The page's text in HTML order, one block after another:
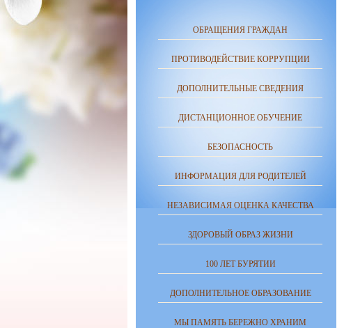
ОБРАЩЕНИЯ ГРАЖДАН
ПРОТИВОДЕЙСТВИЕ КОРРУПЦИИ
ДОПОЛНИТЕЛЬНЫЕ СВЕДЕНИЯ
ДИСТАНЦИОННОЕ ОБУЧЕНИЕ
БЕЗОПАСНОСТЬ
ИНФОРМАЦИЯ ДЛЯ РОДИТЕЛЕЙ
НЕЗАВИСИМАЯ ОЦЕНКА КАЧЕСТВА
ЗДОРОВЫЙ ОБРАЗ ЖИЗНИ
100 ЛЕТ БУРЯТИИ
ДОПОЛНИТЕЛЬНОЕ ОБРАЗОВАНИЕ
МЫ ПАМЯТЬ БЕРЕЖНО ХРАНИМ